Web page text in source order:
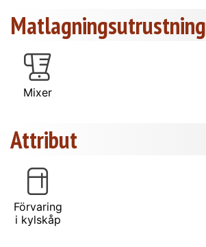
Matlagningsutrustning
Mixer
Attribut
Förvaring
i kylskåp